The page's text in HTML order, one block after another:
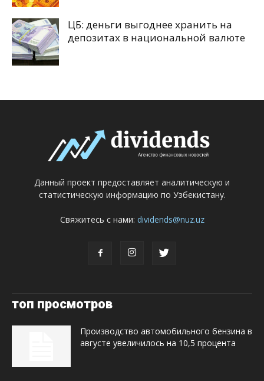
ЦБ: деньги выгоднее хранить на
депозитах в национальной валюте
Данный проект предоставляет аналитическую и
статистическую информацию по Узбекистану.
Свяжитесь с нами: dividends@nuz.uz
топ просмотров
Производство автомобильного бензина в
августе увеличилось на 10,5 процента